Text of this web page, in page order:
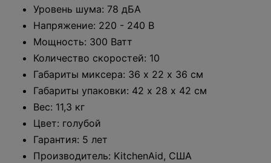
Уровень шума: 78 дБА
Напряжение: 220 - 240 В
Мощность: 300 Ватт
Количество скоростей: 10
Габариты миксера: 36 х 22 х 36 см
Габариты упаковки: 42 х 28 х 42 см
Вес: 11,3 кг
Цвет: голубой
Гарантия: 5 лет
Производитель: KitchenAid, США